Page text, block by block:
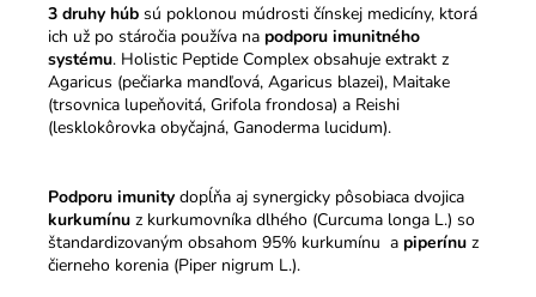
3 druhy húb sú poklonou múdrosti čínskej medicíny, ktorá
ich už po stáročia používa na podporu imunitného
systému. Holistic Peptide Complex obsahuje extrakt z
Agaricus (pečiarka mandľová, Agaricus blazei), Maitake
(trsovnica lupeňovitá, Grifola frondosa) a Reishi
(lesklokôrovka obyčajná, Ganoderma lucidum).
Podporu imunity dopĺňa aj synergicky pôsobiaca dvojica
kurkumínu z kurkumovníka dlhého (Curcuma longa L.) so
štandardizovaným obsahom 95% kurkumínu a piperínu z
čierneho korenia (Piper nigrum L.).